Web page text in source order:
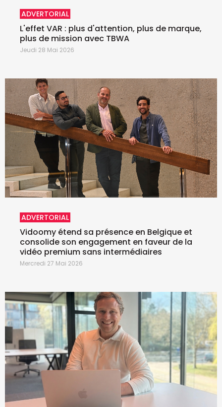
ADVERTORIAL
L'effet VAR : plus d'attention, plus de marque,
plus de mission avec TBWA
Jeudi 28 Mai 2026
ADVERTORIAL
Vidoomy étend sa présence en Belgique et
consolide son engagement en faveur de la
vidéo premium sans intermédiaires
Mercredi 27 Mai 2026